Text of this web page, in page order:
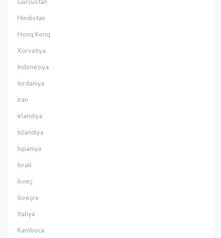
Gürcüstan
Hindistan
Honq Konq
Xorvatiya
İndoneziya
İordaniya
İran
İrlandiya
İslandiya
İspaniya
İsrail
İsveç
İsveçrə
İtaliya
Kamboca